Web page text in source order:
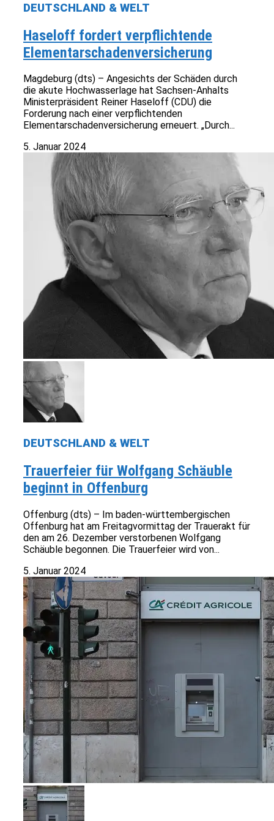
DEUTSCHLAND & WELT
Haseloff fordert verpflichtende
Elementarschadenversicherung
Magdeburg (dts) – Angesichts der Schäden durch
die akute Hochwasserlage hat Sachsen-Anhalts
Ministerpräsident Reiner Haseloff (CDU) die
Forderung nach einer verpflichtenden
Elementarschadenversicherung erneuert. „Durch...
5. Januar 2024
DEUTSCHLAND & WELT
Trauerfeier für Wolfgang Schäuble
beginnt in Offenburg
Offenburg (dts) – Im baden-württembergischen
Offenburg hat am Freitagvormittag der Trauerakt für
den am 26. Dezember verstorbenen Wolfgang
Schäuble begonnen. Die Trauerfeier wird von...
5. Januar 2024